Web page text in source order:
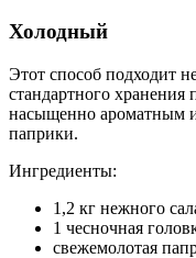
Холодный
Этот способ подходит
стандартного
насыщенно ароматным
паприки.
Ингредиенты:
1,2 кг нежного
1 чесночная
свежемолотая